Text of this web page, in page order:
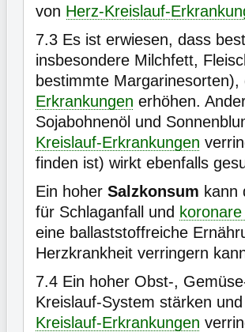
von Herz-Kreislauf-
7.3 Es ist erwiesen, dass
insbesondere Milchfett,
bestimmte Margarinesorten),
Erkrankungen erhöhen.
Sojabohnenöl und
Kreislauf-Erkrankungen
finden ist) wirkt ebenfalls
Ein hoher Salzkonsum kann
für Schlaganfall und
eine ballaststoffreiche
Herzkrankheit verringern
7.4 Ein hoher Obst-,
Kreislauf-System stärken
Kreislauf-Erkrankungen